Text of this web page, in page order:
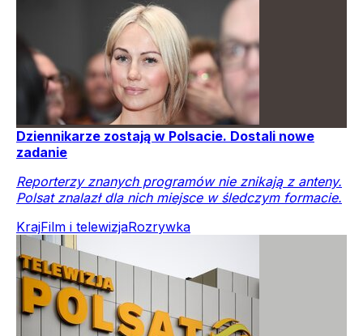
Dziennikarze zostają w Polsacie. Dostali nowe
zadanie
Reporterzy znanych programów nie znikają z anteny.
Polsat znalazł dla nich miejsce w śledczym formacie.
KrajFilm i telewizjaRozrywka